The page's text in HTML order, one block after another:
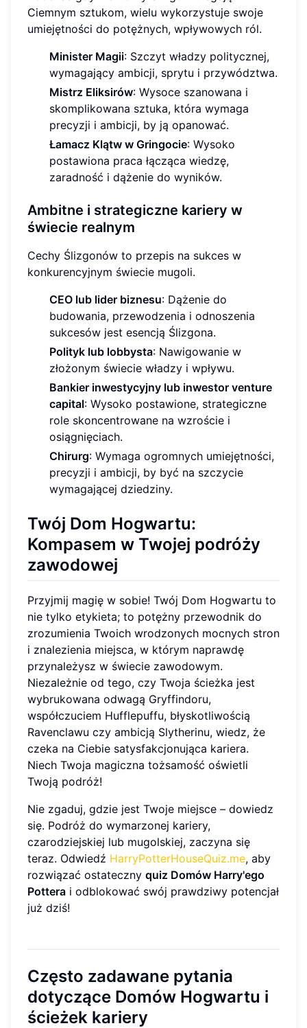
Ciemnym sztukom, wielu wykorzystuje swoje
umiejętności do potężnych, wpływowych ról.
Minister Magii: Szczyt władzy politycznej,
wymagający ambicji, sprytu i przywództwa.
Mistrz Eliksirów: Wysoce szanowana i
skomplikowana sztuka, która wymaga
precyzji i ambicji, by ją opanować.
Łamacz Klątw w Gringocie: Wysoko
postawiona praca łącząca wiedzę,
zaradność i dążenie do wyników.
Ambitne i strategiczne kariery w
świecie realnym
Cechy Ślizgonów to przepis na sukces w
konkurencyjnym świecie mugoli.
CEO lub lider biznesu: Dążenie do
budowania, przewodzenia i odnoszenia
sukcesów jest esencją Ślizgona.
Polityk lub lobbysta: Nawigowanie w
złożonym świecie władzy i wpływu.
Bankier inwestycyjny lub inwestor venture
capital: Wysoko postawione, strategiczne
role skoncentrowane na wzroście i
osiągnięciach.
Chirurg: Wymaga ogromnych umiejętności,
precyzji i ambicji, by być na szczycie
wymagającej dziedziny.
Twój Dom Hogwartu:
Kompasem w Twojej podróży
zawodowej
Przyjmij magię w sobie! Twój Dom Hogwartu to
nie tylko etykieta; to potężny przewodnik do
zrozumienia Twoich wrodzonych mocnych stron
i znalezienia miejsca, w którym naprawdę
przynależysz w świecie zawodowym.
Niezależnie od tego, czy Twoja ścieżka jest
wybrukowana odwagą Gryffindoru,
współczuciem Hufflepuffu, błyskotliwością
Ravenclawu czy ambicją Slytherinu, wiedz, że
czeka na Ciebie satysfakcjonująca kariera.
Niech Twoja magiczna tożsamość oświetli
Twoją podróż!
Nie zgaduj, gdzie jest Twoje miejsce – dowiedz
się. Podróż do wymarzonej kariery,
czarodziejskiej lub mugolskiej, zaczyna się
teraz. Odwiedź HarryPotterHouseQuiz.me, aby
rozwiązać ostateczny quiz Domów Harry'ego
Pottera i odblokować swój prawdziwy potencjał
już dziś!
Często zadawane pytania
dotyczące Domów Hogwartu i
ścieżek kariery